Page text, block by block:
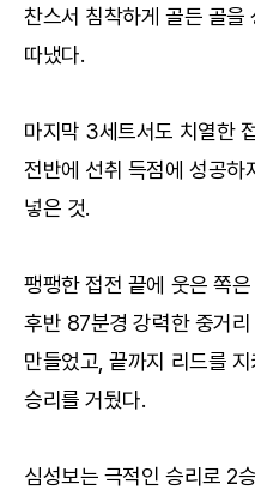
찬스서 침착하게 골든 골
따냈다.
마지막 3세트서도 치열한
전반에 선취 득점에 성공하
넣은 것.
팽팽한 접전 끝에 웃은 쪽
후반 87분경 강력한 중거
만들었고, 끝까지 리드를
승리를 거뒀다.
심성보는 극적인 승리로 2